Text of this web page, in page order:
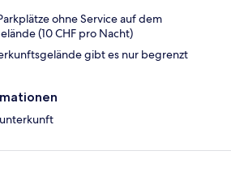
ohne Service auf dem
(10 CHF pro Nacht)
gibt es nur begrenzt